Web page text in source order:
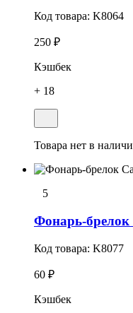
Код товара: K8064
250 ₽
Кэшбек
+ 18
Товара нет в
5
Фонарь-брелок
Код товара: K8077
60 ₽
Кэшбек